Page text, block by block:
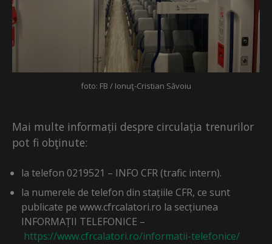
foto: FB / Ionuţ-Cristian Săvoiu
Mai multe informații despre circulația trenurilor
pot fi obţinute:
la telefon 0219521 – INFO CFR (trafic intern).
la numerele de telefon din stațiile CFR, ce sunt
publicate pe www.cfrcalatori.ro la secțiunea
INFORMAȚII TELEFONICE –
https://www.cfrcalatori.ro/informatii-telefonice/